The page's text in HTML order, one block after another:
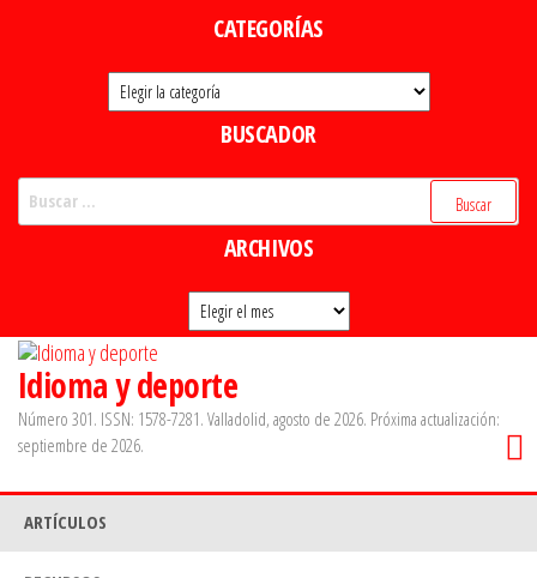
CATEGORÍAS
Categorías
BUSCADOR
ARCHIVOS
Archivos
Idioma y deporte
Número 301. ISSN: 1578-7281. Valladolid, agosto de 2026. Próxima actualización:
septiembre de 2026.
ARTÍCULOS